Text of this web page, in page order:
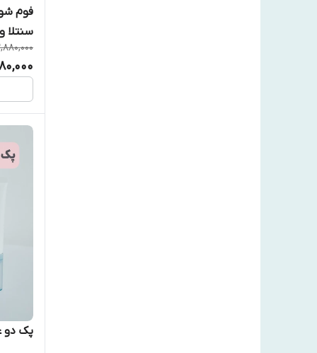
فوم
سنتلا
پک دو